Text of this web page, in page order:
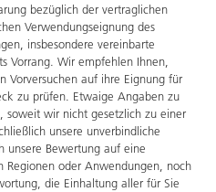
bezüglich der vertraglichen
Verwendungseignung des
insbesondere vereinbarte
Vorrang. Wir empfehlen Ihnen,
Vorversuchen auf ihre Eignung für
zu prüfen. Etwaige Angaben zu
soweit wir nicht gesetzlich zu einer
unsere unverbindliche
unsere Bewertung auf eine
oder Anwendungen, noch
die Einhaltung aller für Sie